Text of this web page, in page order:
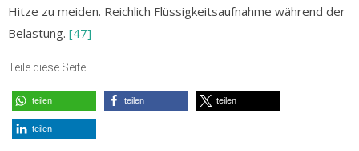
Hitze zu meiden. Reichlich Flüssigkeitsaufnahme während der
Belastung. [47]
Teile diese Seite
teilen teilen teilen
teilen